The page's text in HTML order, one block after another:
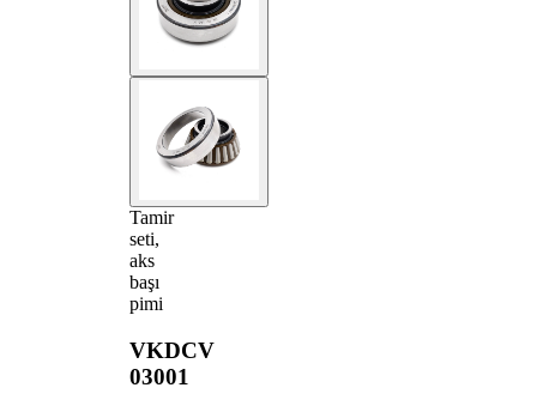
Tamir
seti,
aks
başı
pimi
VKDCV
03001